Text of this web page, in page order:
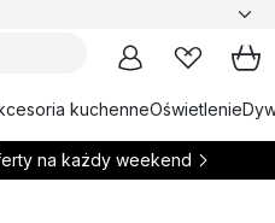
kuchenneOświetlenie
na każdy weekend